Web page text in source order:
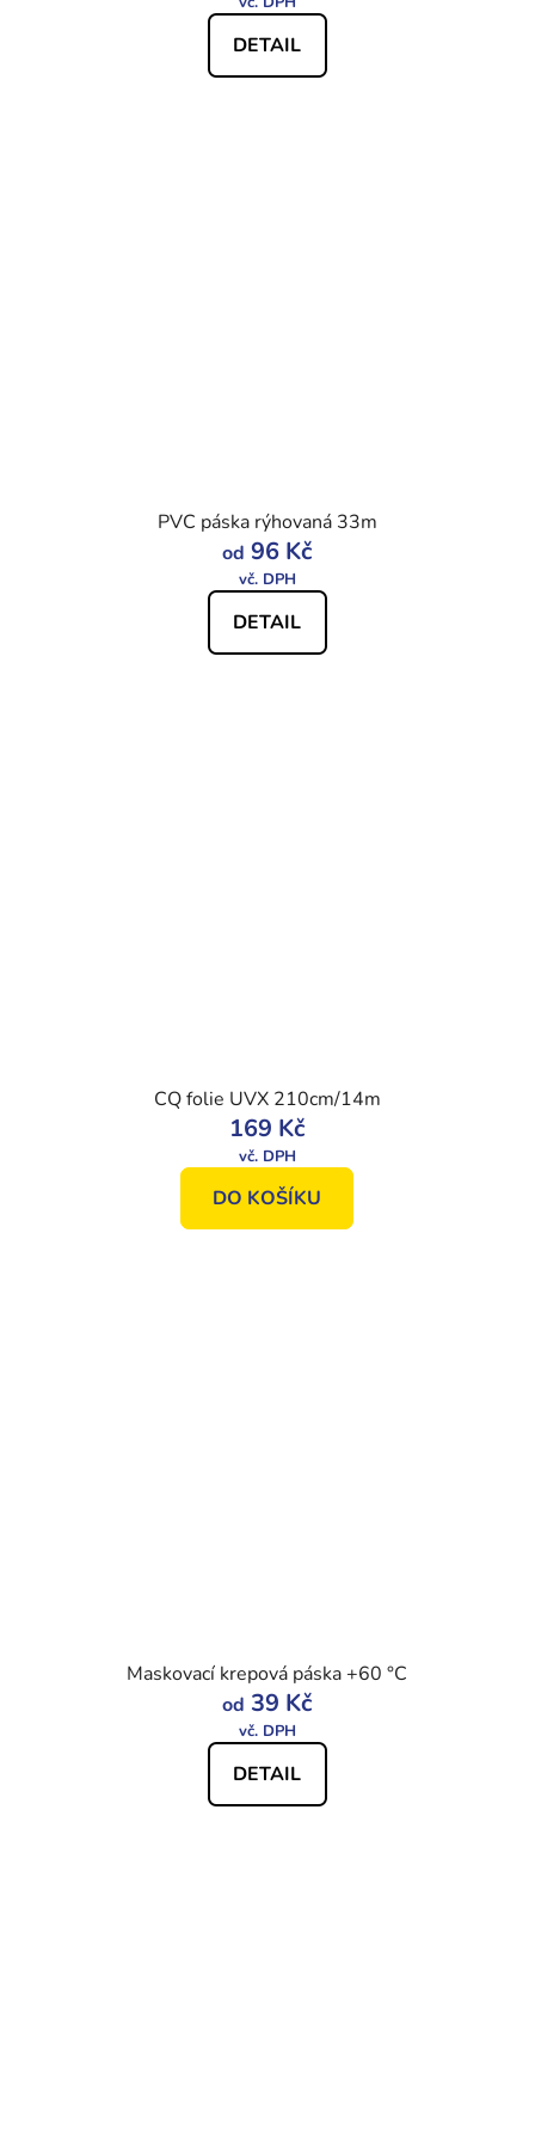
DETAIL
PVC páska rýhovaná 33m
od 96 Kč
DETAIL
CQ folie UVX 210cm/14m
169 Kč
DO KOŠÍKU
Maskovací krepová páska +60 °C
od 39 Kč
DETAIL